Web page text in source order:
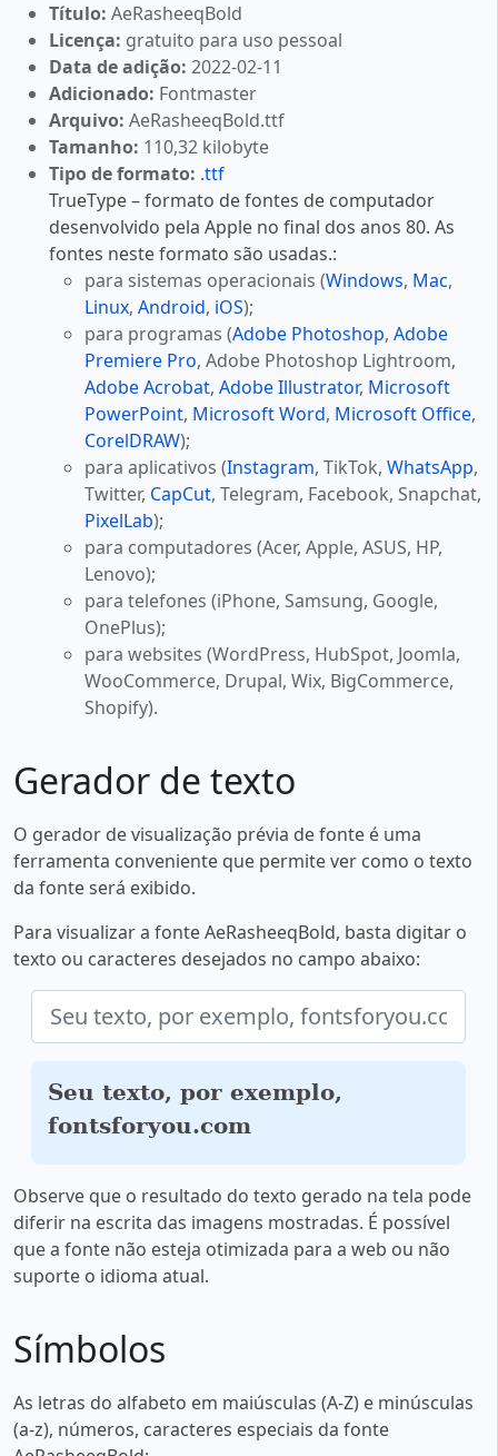
Título: AeRasheeqBold
Licença: gratuito para uso pessoal
Data de adição: 2022-02-11
Adicionado: Fontmaster
Arquivo: AeRasheeqBold.ttf
Tamanho: 110,32 kilobyte
Tipo de formato: .ttf
TrueType – formato de fontes de computador
desenvolvido pela Apple no final dos anos 80. As
fontes neste formato são usadas.:
para sistemas operacionais (Windows, Mac,
Linux, Android, iOS);
para programas (Adobe Photoshop, Adobe
Premiere Pro, Adobe Photoshop Lightroom,
Adobe Acrobat, Adobe Illustrator, Microsoft
PowerPoint, Microsoft Word, Microsoft Office,
CorelDRAW);
para aplicativos (Instagram, TikTok, WhatsApp,
Twitter, CapCut, Telegram, Facebook, Snapchat,
PixelLab);
para computadores (Acer, Apple, ASUS, HP,
Lenovo);
para telefones (iPhone, Samsung, Google,
OnePlus);
para websites (WordPress, HubSpot, Joomla,
WooCommerce, Drupal, Wix, BigCommerce,
Shopify).
Gerador de texto
O gerador de visualização prévia de fonte é uma
ferramenta conveniente que permite ver como o texto
da fonte será exibido.
Para visualizar a fonte AeRasheeqBold, basta digitar o
texto ou caracteres desejados no campo abaixo:
Seu texto, por exemplo,
fontsforyou.com
Observe que o resultado do texto gerado na tela pode
diferir na escrita das imagens mostradas. É possível
que a fonte não esteja otimizada para a web ou não
suporte o idioma atual.
Símbolos
As letras do alfabeto em maiúsculas (A-Z) e minúsculas
(a-z), números, caracteres especiais da fonte